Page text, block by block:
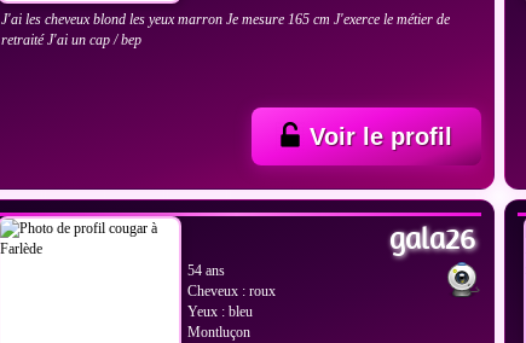
J'ai les cheveux blond les yeux marron Je mesure 165 cm J'exerce le métier de
retraité J'ai un cap / bep
Voir le profil
gala26
54 ans
Cheveux : roux
Yeux : bleu
Montluçon